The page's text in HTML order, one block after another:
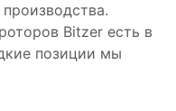
Bitzer есть в
позиции мы